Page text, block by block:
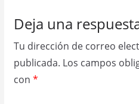
Deja una
Tu dirección de correo
publicada. Los campos
con *